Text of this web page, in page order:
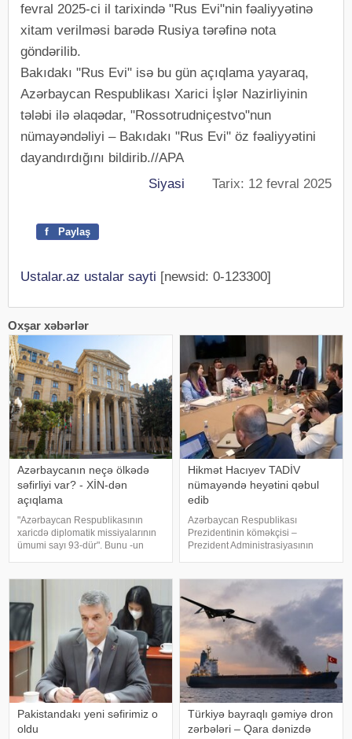
fevral 2025-ci il tarixində "Rus Evi"nin fəaliyyətinə
xitam verilməsi barədə Rusiya tərəfinə nota
göndərilib.
Bakıdakı "Rus Evi" isə bu gün açıqlama yayaraq,
Azərbaycan Respublikası Xarici İşlər Nazirliyinin
tələbi ilə əlaqədar, "Rossotrudniçestvo"nun
nümayəndəliyi – Bakıdakı "Rus Evi" öz fəaliyyətini
dayandırdığını bildirib.//APA
Siyasi Tarix: 12 fevral 2025
f Paylaş
Ustalar.az ustalar sayti [newsid: 0-123300]
Oxşar xəbərlər
Azərbaycanın neçə ölkədə
səfirliyi var? - XİN-dən
açıqlama
"Azərbaycan Respublikasının
xaricdə diplomatik missiyalarının
ümumi sayı 93-dür". Bunu -un
Nazirliyinin mətbuat katibi Ayxan
Hacızadə deyib. . O bildirib ki,
Azərbayca
Hikmət Hacıyev TADİV
nümayəndə heyətini qəbul
edib
Azərbaycan Respublikası
Prezidentinin köməkçisi –
Prezident Administrasiyasının
Türkiyə–Azərbaycan Dostluq,
Əməkdaşlıq və Həmrəylik
Vəqfinin (TADİV) və
Mədəniyyətləraras
Pakistandakı yeni səfirimiz o
oldu
Türkiyə bayraqlı gəmiyə dron
zərbələri – Qara dənizdə